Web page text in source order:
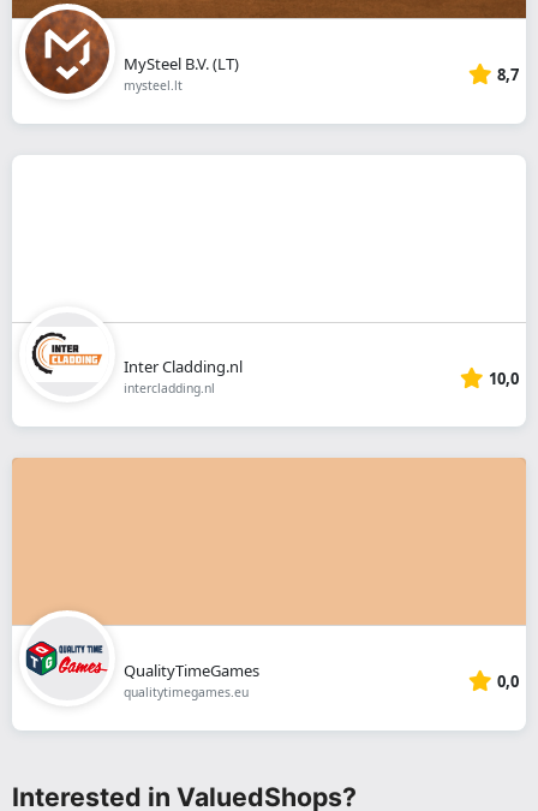
MySteel B.V. (LT)
mysteel.lt 8,7
Inter Cladding.nl
intercladding.nl 10,0
QualityTimeGames
qualitytimegames.eu 0,0
Interested in ValuedShops?